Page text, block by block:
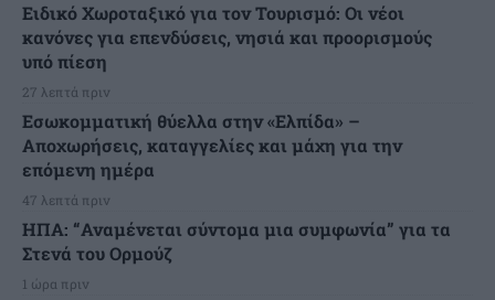
Ειδικό Χωροταξικό για τον Τουρισμό: Οι νέοι
κανόνες για επενδύσεις, νησιά και προορισμούς
υπό πίεση
27 λεπτά πριν
Εσωκομματική θύελλα στην «Ελπίδα» –
Αποχωρήσεις, καταγγελίες και μάχη για την
επόμενη ημέρα
47 λεπτά πριν
ΗΠΑ: “Αναμένεται σύντομα μια συμφωνία” για τα
Στενά του Ορμούζ
1 ώρα πριν